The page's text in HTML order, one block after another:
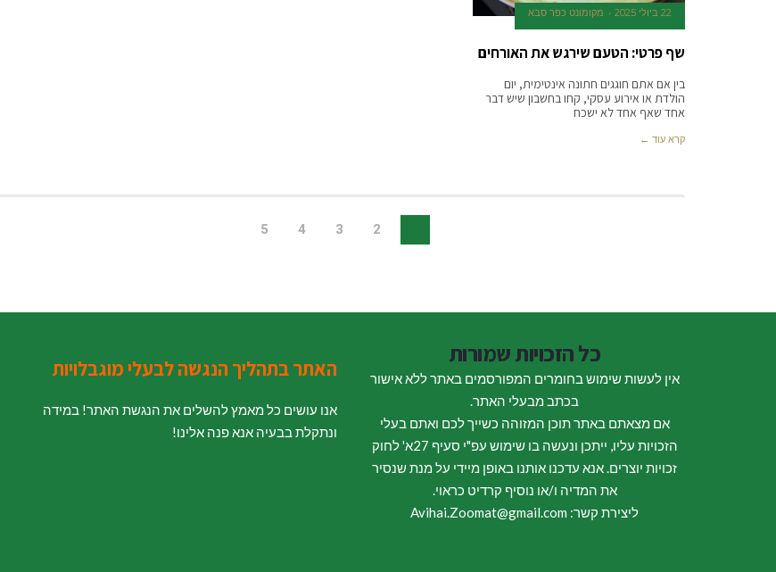
22 ביולי 2025 ‫מקומונט כפר סבא
שף פרטי: הטעם שירגש את האורחים
בין אם אתם חוגגים חתונה אינטימית, יום
הולדת או אירוע עסקי, קחו בחשבון שיש דבר
אחד שאף אחד לא ישכח
קרא עוד ←
2
3
4
5
כל הזכויות שמורות
אין לעשות שימוש בחומרים המפורסמים באתר ללא אישור
בכתב מבעלי האתר.
אם מצאתם באתר תוכן המזוהה כשייך לכם ואתם בעלי
הזכויות עליו, ייתכן ונעשה בו שימוש עפ"י סעיף 27א' לחוק
זכויות יוצרים. אנא עדכנו אותנו באופן מיידי על מנת שנסיר
את המדיה ו/או נוסיף קרדיט כראוי.
ליצירת קשר: Avihai.Zoomat@gmail.com
האתר בתהליך הנגשה לבעלי מוגבלויות
אנו עושים כל מאמץ להשלים את הנגשת האתר! במידה
ונתקלת בבעיה אנא פנה אלינו!